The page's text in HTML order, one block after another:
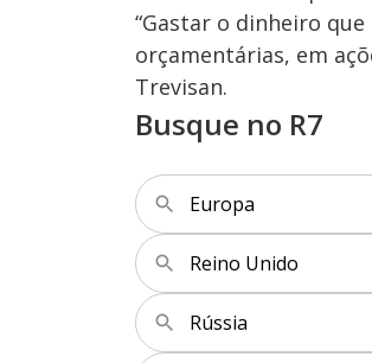
“Gastar o dinheiro
orçamentárias, em
Trevisan.
Busque no R7
Europa
Reino Unido
Rússia